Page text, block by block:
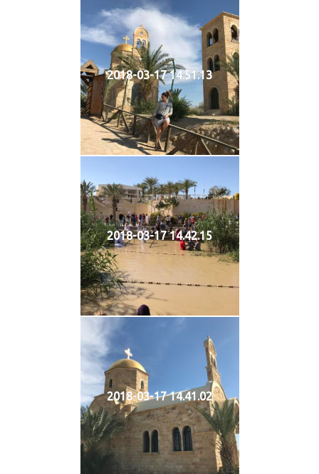
2018-03-17 14.51.13
2018-03-17 14.42.15
2018-03-17 14.41.02